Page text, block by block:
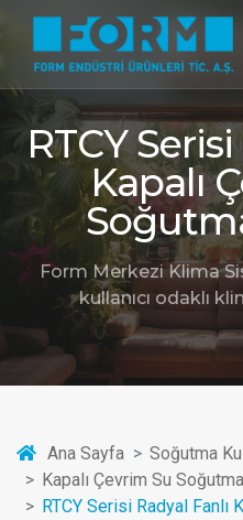
RTCY
Kapalı
Form Merkezi Klima
kullanıcı odaklı
Ana Sayfa
Soğutma
Kapalı Çevrim Su
RTCY Serisi Radyal Fanlı